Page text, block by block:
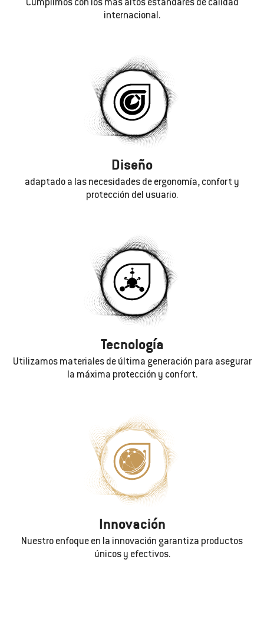
Cumplimos con los más altos estándares de calidad
internacional.
Diseño
adaptado a las necesidades de ergonomía, confort y
protección del usuario.
Tecnología
Utilizamos materiales de última generación para asegurar
la máxima protección y confort.
Innovación
Nuestro enfoque en la innovación garantiza productos
únicos y efectivos.